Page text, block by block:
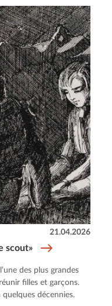
scout»
21.04.2026
des plus grandes
filles et garçons.
décennies.